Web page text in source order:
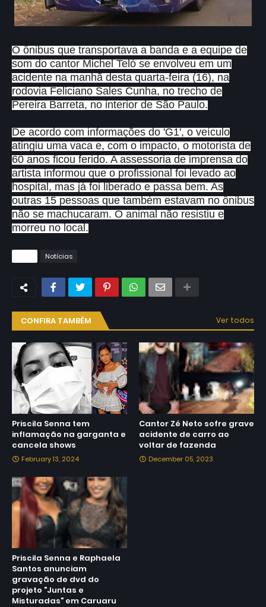
O ônibus que transportava a banda e a equipe de
som do cantor Michel Teló se envolveu em um
acidente na manhã desta quarta-feira (16), na
rodovia Feliciano Sales Cunha, no trecho de
Pereira Barreta, no interior de São Paulo.
De acordo com informações do 'G1', o veículo
atingiu uma vaca e, com o impacto, o motorista de
60 anos ficou ferido. A assessoria de imprensa do
artista informou que o profissional foi levado ao
hospital, mas já foi liberado e passa bem. As
outras 15 pessoas que também estavam no ônibus
não se machucaram. O animal não resistiu e
morreu no local.
Notícias
CONFIRA TAMBÉM Ver todos
Priscila Senna tem
inflamação na garganta e
cancela shows
February 13, 2024
Cantor Zé Neto sofre grave
acidente de carro ao
voltar de fazenda
December 05, 2023
Priscila Senna e Raphaela
Santos anunciam
gravação de dvd do
projeto "Juntas e
Misturadas" em Caruaru